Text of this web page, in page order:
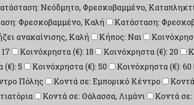
Νεόδμητο, Φρεσκοβαμμένο,
Φρεσκοβαμμένο, Καλή Κατάσταση:
ανακαίνισης, Καλή Κήπος: Ναι
Κοινόχρηστα (€): 18 Κοινόχρηστα (€): 20
(€): 5 Κοινόχρηστα (€): 50 Κοινόχρηστα (€): 60
Πόλης Κοντά σε: Εμπορικό Κέντρο
Κοντά σε: Θάλασσα, Λιμάνι Κοντά